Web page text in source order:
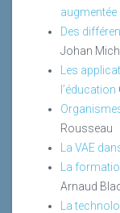
augmentée
Des
Johan
Les
l’éducation
Rousseau
La VAE
La
Arnaud
La